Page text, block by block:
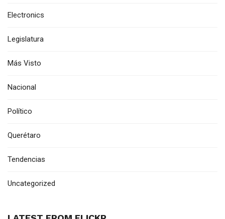
Electronics
Legislatura
Más Visto
Nacional
Político
Querétaro
Tendencias
Uncategorized